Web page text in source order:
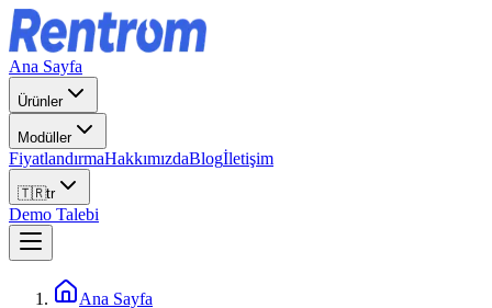
Ana Sayfa
Ürünler
Modüller
FiyatlandırmaHakkımızdaBlogİletişim
🇹🇷tr
Demo Talebi
Ana Sayfa